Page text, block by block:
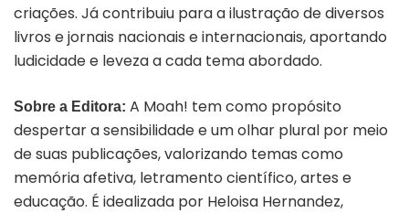
criações. Já contribuiu para a ilustração de diversos
livros e jornais nacionais e internacionais, aportando
ludicidade e leveza a cada tema abordado.
Sobre a Editora: A Moah! tem como propósito
despertar a sensibilidade e um olhar plural por meio
de suas publicações, valorizando temas como
memória afetiva, letramento científico, artes e
educação. É idealizada por Heloisa Hernandez,